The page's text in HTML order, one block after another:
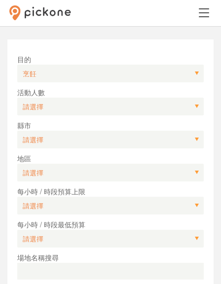
目的
活動人數
縣市
地區
每小時 / 時段預算上限
每小時 / 時段最低預算
場地名稱搜尋